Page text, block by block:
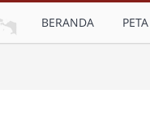
BERANDA PETA